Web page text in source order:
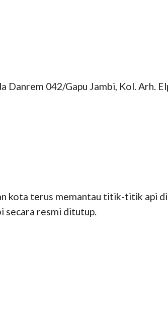
Danrem 042/Gapu Jambi, Kol. Arh.
kota terus memantau titik-titik api
secara resmi ditutup.